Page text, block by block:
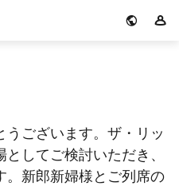
リッツ・カールトン
うございます。ザ・リッ
してご検討いただき、
。新郎新婦様とご列席の